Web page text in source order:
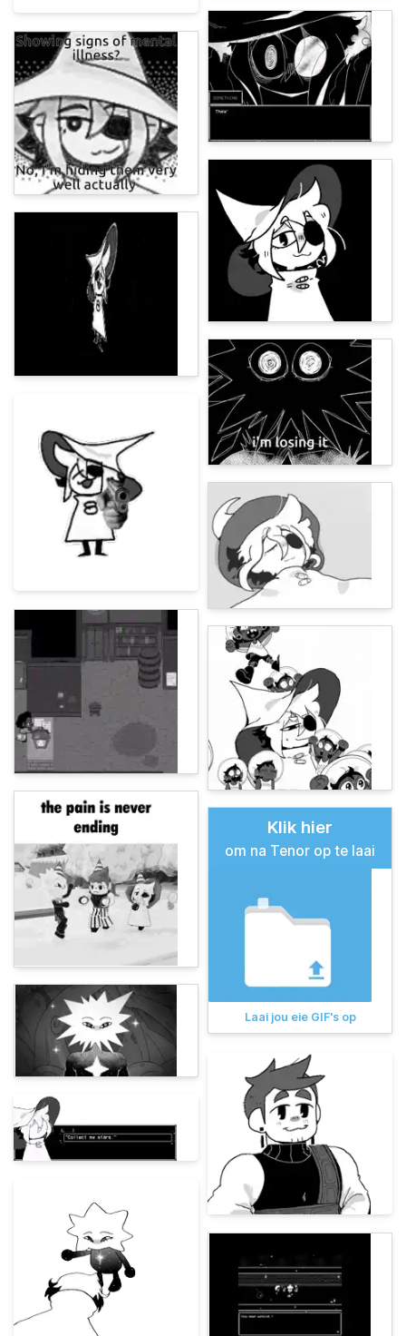
Klik hier
om na Tenor op te laai
Laai jou eie GIF's op